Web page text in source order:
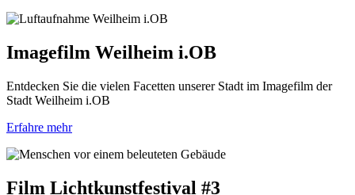
Imagefilm Weilheim i.OB
Entdecken Sie die vielen Facetten unserer Stadt im Imagefilm der
Stadt Weilheim i.OB
Erfahre mehr
Film Lichtkunstfestival #3